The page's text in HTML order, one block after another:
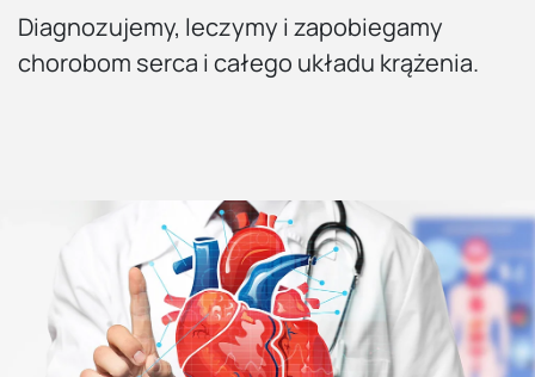
Diagnozujemy, leczymy i zapobiegamy
chorobom serca i całego układu krążenia.